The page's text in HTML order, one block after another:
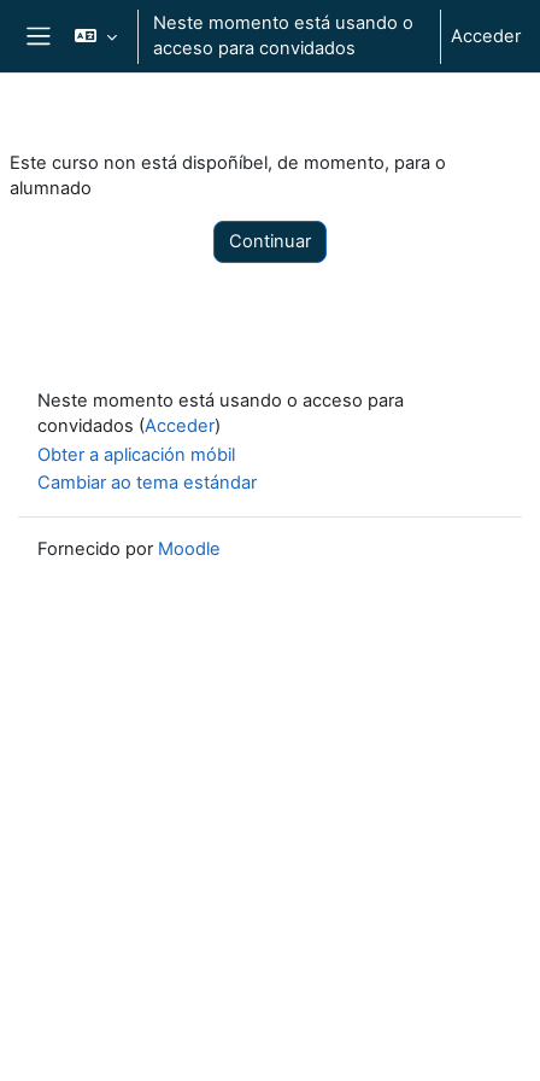
Ir ao contido principal
Panel lateral
Neste momento está usando o
acceso para convidados
Acceder
Este curso non está dispoñíbel, de momento, para o
alumnado
Continuar
Neste momento está usando o acceso para
convidados (Acceder)
Obter a aplicación móbil
Cambiar ao tema estándar
Fornecido por Moodle